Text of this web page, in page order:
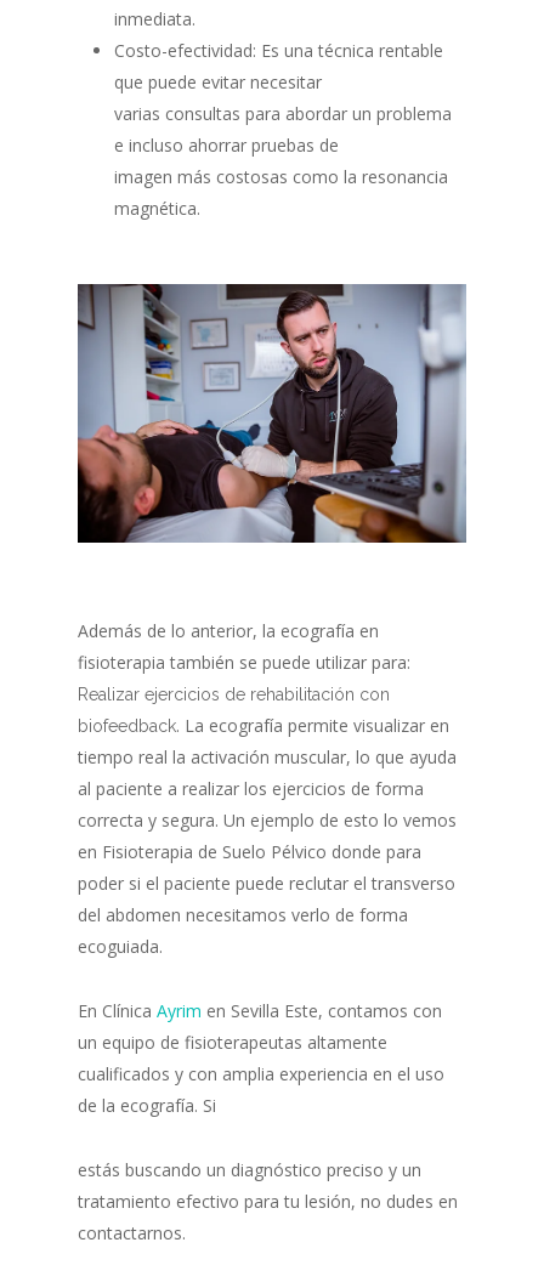
inmediata.
Costo-efectividad: Es una técnica rentable
que puede evitar necesitar
varias consultas para abordar un problema
e incluso ahorrar pruebas de
imagen más costosas como la resonancia
magnética.
Además de lo anterior, la ecografía en
fisioterapia también se puede utilizar para:
Realizar ejercicios de rehabilitación con
biofeedback. La ecografía permite visualizar en
tiempo real la activación muscular, lo que ayuda
al paciente a realizar los ejercicios de forma
correcta y segura. Un ejemplo de esto lo vemos
en Fisioterapia de Suelo Pélvico donde para
poder si el paciente puede reclutar el transverso
del abdomen necesitamos verlo de forma
ecoguiada.
En Clínica Ayrim en Sevilla Este, contamos con
un equipo de fisioterapeutas altamente
cualificados y con amplia experiencia en el uso
de la ecografía. Si
estás buscando un diagnóstico preciso y un
tratamiento efectivo para tu lesión, no dudes en
contactarnos.